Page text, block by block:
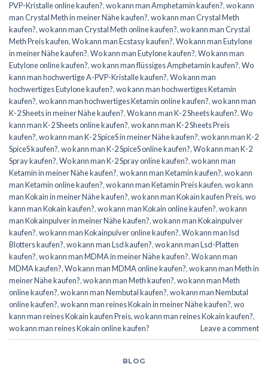
PVP-Kristalle online kaufen?,wo kann man Amphetamin kaufen?,wo kann
man Crystal Meth in meiner Nähe kaufen?,wo kann man Crystal Meth
kaufen?,wo kann man Crystal Meth online kaufen?,wo kann man Crystal
Meth Preis kaufen,Wo kann man Ecstasy kaufen?,Wo kann man Eutylone
in meiner Nähe kaufen?,Wo kann man Eutylone kaufen?,Wo kann man
Eutylone online kaufen?,wo kann man flüssiges Amphetamin kaufen?,Wo
kann man hochwertige A-PVP-Kristalle kaufen?,Wo kann man
hochwertiges Eutylone kaufen?,wo kann man hochwertiges Ketamin
kaufen?,wo kann man hochwertiges Ketamin online kaufen?,wo kann man
K-2 Sheets in meiner Nähe kaufen?,Wo kann man K-2 Sheets kaufen?,Wo
kann man K-2 Sheets online kaufen?,wo kann man K-2 Sheets Preis
kaufen?,wo kann man K-2 SpiceS in meiner Nähe kaufen?,wo kann man K-2
SpiceS kaufen?,wo kann man K-2 SpiceS online kaufen?,Wo kann man K-2
Spray kaufen?,Wo kann man K-2 Spray online kaufen?,wo kann man
Ketamin in meiner Nähe kaufen?,wo kann man Ketamin kaufen?,wo kann
man Ketamin online kaufen?,wo kann man Ketamin Preis kaufen,wo kann
man Kokain in meiner Nähe kaufen?,wo kann man Kokain kaufen Preis,wo
kann man Kokain kaufen?,wo kann man Kokain online kaufen?,wo kann
man Kokainpulver in meiner Nähe kaufen?,wo kann man Kokainpulver
kaufen?,wo kann man Kokainpulver online kaufen?,Wo kann man lsd
Blotters kaufen?,wo kann man Lsd kaufen?,wo kann man Lsd-Platten
kaufen?,wo kann man MDMA in meiner Nähe kaufen?,Wo kann man
MDMA kaufen?,Wo kann man MDMA online kaufen?,wo kann man Meth in
meiner Nähe kaufen?,wo kann man Meth kaufen?,wo kann man Meth
online kaufen?,wo kann man Nembutal kaufen?,wo kann man Nembutal
online kaufen?,wo kann man reines Kokain in meiner Nähe kaufen?,wo
kann man reines Kokain kaufen Preis,wo kann man reines Kokain kaufen?,
wo kann man reines Kokain online kaufen?
Leave a comment
BLOG